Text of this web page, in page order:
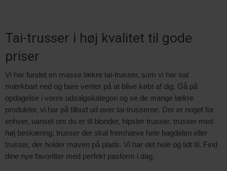
Tai-trusser i høj kvalitet til gode
priser
Vi har fundet en masse lækre tai-trusser, som vi har sat
mærkbart ned og bare venter på at blive købt af dig. Gå på
opdagelse i vores udsalgskategori og se de mange lækre
produkter, vi har på tilbud ud over tai-trusserne. Der er noget for
enhver, uanset om du er til blonder, hipster trusser, trusser med
høj beskæring, trusser der skal fremhæve hele bagdelen eller
trusser, der holder maven på plads. Vi har det hele og lidt til. Find
dine nye favoritter med perfekt pasform i dag.